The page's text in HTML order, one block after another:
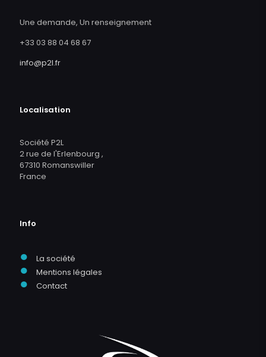
Une demande, Un renseignement
+33 03 88 04 68 67
info@p2l.fr
Localisation
Société P2L
2 rue de l'Erlenbourg ,
67310 Romanswiller
France
Info
● La société
● Mentions légales
● Contact